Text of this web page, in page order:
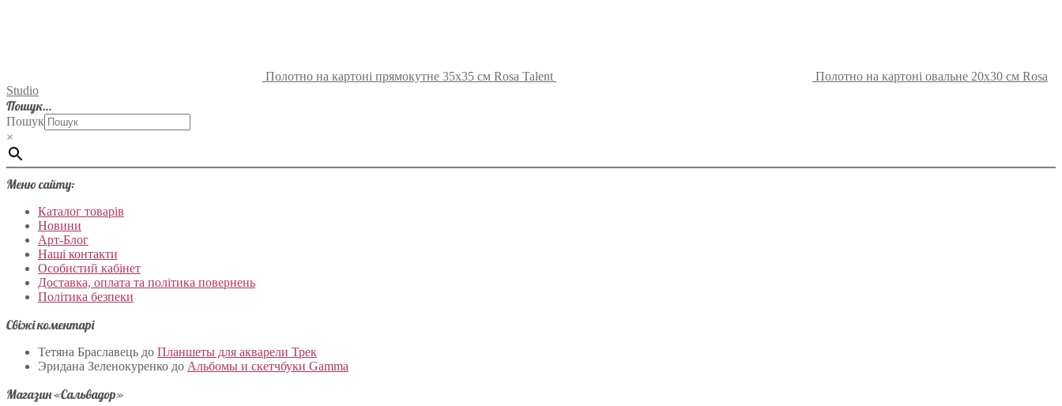
Полотно на картоні прямокутне 35х35 см Rosa Talent
Полотно на картоні овальне 20х30 см Rosa
Studio
Пошук…
Пошук
×
Меню сайту:
Каталог товарів
Новини
Арт-Блог
Наші контакти
Особистий кабінет
Доставка, оплата та політика повернень
Політика безпеки
Свіжі коментарі
Тетяна Браславець до Планшеты для акварели Трек
Эридана Зеленокуренко до Альбомы и скетчбуки Gamma
Магазин «Сальвадор»